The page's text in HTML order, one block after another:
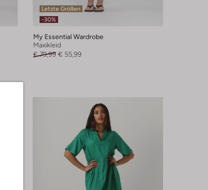
Letzte Größen
-30%
My Essential Wardrobe
Maxikleid
€ 79,99 € 55,99